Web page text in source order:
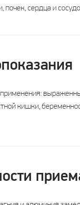
почек, сердца и
кишки,